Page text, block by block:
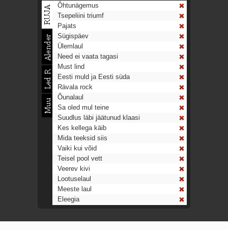
Õhtunägemus
Tsepeliini triumf
Pajats
Sügispäev
Ülemlaul
Need ei vaata tagasi
Must lind
Eesti muld ja Eesti süda
Rävala rock
Õunalaul
Sa oled mul teine
Suudlus läbi jäätunud klaasi
Kes kellega käib
Mida teeksid siis
Vaiki kui võid
Teisel pool vett
Veerev kivi
Lootuselaul
Meeste laul
Eleegia
Ahtumine